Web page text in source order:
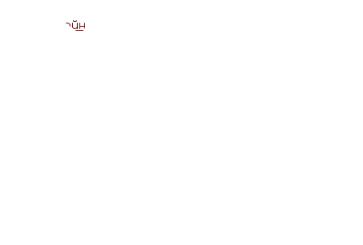
Онлайн послуги